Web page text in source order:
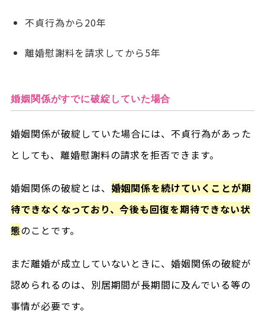
不貞行為から20年
離婚慰謝料を請求してから5年
婚姻関係がすでに破綻していた場合
婚姻関係が破綻していた場合には、不貞行為があった
としても、離婚慰謝料の請求を拒否できます。
婚姻関係の破綻とは、 婚姻関係を続けていくことが期
待できなくなっており、今後も回復を期待できない状
態のことです。
まだ離婚が成立していないときに、婚姻関係の破綻が
認められるのは、別居期間が長期間に及んでいる等の
事情が必要です。